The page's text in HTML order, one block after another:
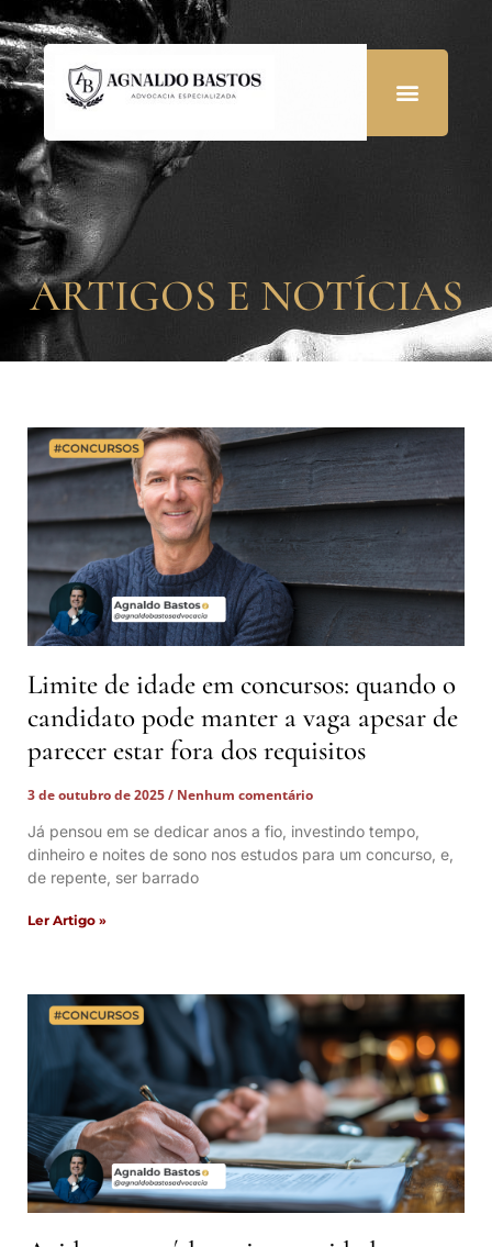
ARTIGOS E NOTÍCIAS
Limite de idade em concursos: quando o
candidato pode manter a vaga apesar de
parecer estar fora dos requisitos
3 de outubro de 2025
Nenhum comentário
Já pensou em se dedicar anos a fio, investindo tempo,
dinheiro e noites de sono nos estudos para um concurso, e,
de repente, ser barrado
Ler Artigo »